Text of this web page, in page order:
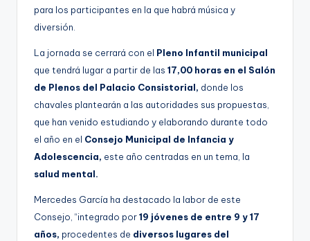
para los participantes en la que habrá música y
diversión.
La jornada se cerrará con el Pleno Infantil municipal
que tendrá lugar a partir de las 17,00 horas en el Salón
de Plenos del Palacio Consistorial, donde los
chavales plantearán a las autoridades sus propuestas,
que han venido estudiando y elaborando durante todo
el año en el Consejo Municipal de Infancia y
Adolescencia, este año centradas en un tema, la
salud mental.
Mercedes García ha destacado la labor de este
Consejo, “integrado por19 jóvenes de entre 9 y 17
años, procedentes de diversos lugares del